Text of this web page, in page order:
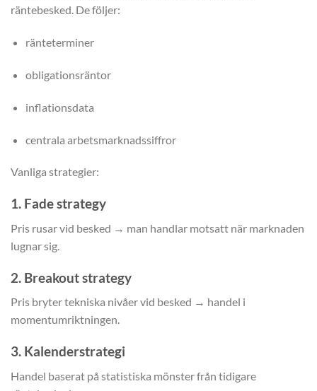
räntebesked. De följer:
ränteterminer
obligationsräntor
inflationsdata
centrala arbetsmarknadssiffror
Vanliga strategier:
1. Fade strategy
Pris rusar vid besked → man handlar motsatt när marknaden
lugnar sig.
2. Breakout strategy
Pris bryter tekniska nivåer vid besked → handel i
momentumriktningen.
3. Kalenderstrategi
Handel baserat på statistiska mönster från tidigare